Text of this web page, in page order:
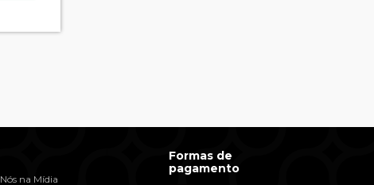
Nós na Mídia
Formas de
pagamento